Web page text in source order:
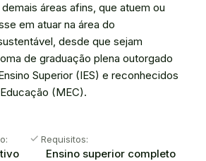
áreas afins, que atuem ou
em atuar na área do
desde que sejam
de graduação plena outorgado
Superior (IES) e reconhecidos
(MEC).
check Requisitos:
Ensino superior completo